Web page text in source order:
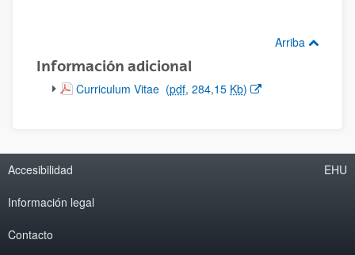
Arriba
Información adicional
(Abre una nueva ventana)
Curriculum Vitae (pdf, 284,15 Kb)
Accesibilidad
Información legal
Contacto
EHU